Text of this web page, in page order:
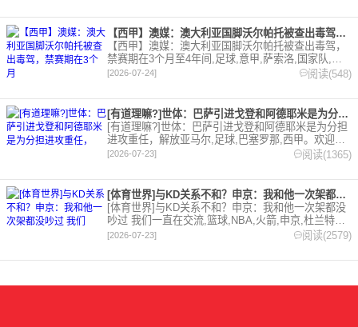
【西甲】澳媒：澳大利亚国脚沃尔帕托被查出毒驾，禁赛期在3个月
【西甲】澳媒：澳大利亚国脚沃尔帕托被查出毒驾，
禁赛期在3个月至4年间,足球,意甲,萨索洛,国家队,澳
大利亚,英超,西甲,德甲,法甲,五洲。欢迎收藏本站，
[2026-07-24] 阅读(548)
[有道理嘛?]世体：巴萨引进戈登和阿德耶米是为分担进攻重任，
[有道理嘛?]世体：巴萨引进戈登和阿德耶米是为分担
进攻重任，解放亚马尔,足球,巴塞罗那,西甲。欢迎收
藏本站，24小时为你更新最新的足球，篮球体育资
[2026-07-23] 阅读(1365)
[体育世界]与KD关系不和？申京：我和他一次架都没吵过 我们
[体育世界]与KD关系不和？申京：我和他一次架都没
吵过 我们一直在交流,篮球,NBA,火箭,申京,杜兰特。
欢迎收藏本站，24小时为你更新最新的足球，篮球体
[2026-07-23] 阅读(2579)